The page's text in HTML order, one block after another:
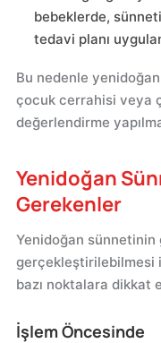
bebeklerde,
tedavi planı
Bu nedenle
çocuk cerrahisi veya
değerlendirme
Yenidoğan
Gerekenler
Yenidoğan sünnetinin
gerçekleştirilebilmesi
bazı noktalara dikkat
İşlem Öncesinde